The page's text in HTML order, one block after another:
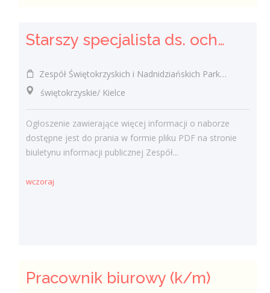
Starszy specjalista ds. ochrony przyrody w ramach projektu odtworzenie sieci alei wierzbowo-lipowych oraz ochrona czynna owadów poprzez przywrócenie integralności siedlisk i zachowanie bioróżnorodnośc
Zespół Świętokrzyskich i Nadnidziańskich Parków Krajobrazowych w Kielcach, ul. Łódzka 244 Kielce
świętokrzyskie/ Kielce
Ogłoszenie zawierające więcej informacji o naborze
dostępne jest do prania w formie pliku PDF na stronie
biuletynu informacji publicznej Zespół...
wczoraj
Pracownik biurowy (k/m)